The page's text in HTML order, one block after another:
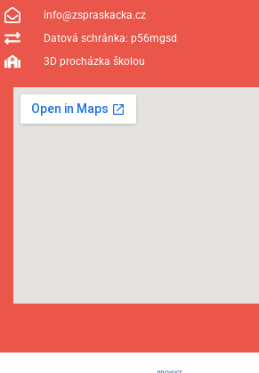
info@zspraskacka.cz
Datová schránka: p56mgsd
3D procházka školou